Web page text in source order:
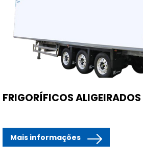
FRIGORÍFICOS ALIGEIRADOS
Mais informações